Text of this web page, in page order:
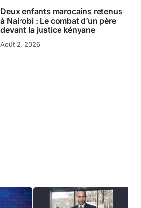
Deux enfants marocains retenus
à Nairobi : Le combat d’un père
devant la justice kényane
Août 2, 2026